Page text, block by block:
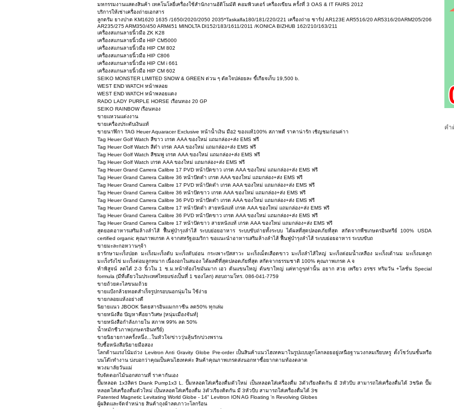
มหกรรมงานแสดงสินค้า เทคโนโลยี่เครื่องใช้สำนักงานอัติโนมัติ คอมพิวเตอร์ เครื่องเขียน ครั้งที่ 3 OAS & IT FAIRS 2012
บริการให้เช่าเครื่องถ่ายเอกสาร
ลูกดรัม ยางปาด KM1620 1635 /1650/2020/2050 2035*Taskalfa180/181/220/221 เครื่องถ่าย ชาร์ป AR123E AR5516/20 AR5316/20ARM205/206
AR235/275 ARM350/450 ARM451 MINOLTA DI152/183/1611/2011 /KONICA BIZHUB 162/210/163/211
เครื่องสแกนลายนิ้วมือ ZK K28
เครื่องสแกนลายนิ้วมือ HIP CM5000
เครื่องสแกนลายนิ้วมือ HIP CM 802
เครื่องสแกนลายนิ้วมือ HIP C806
เครื่องสแกนลายนิ้วมือ HIP CM i 661
เครื่องสแกนลายนิ้วมือ HIP CM 602
SEIKO MONSTER LIMITED SNOW & GREEN ด่วน ๆ ตัดใจปล่อยละ ขี้เกียจเก็บ 19,500 b.
WEST END WATCH หน้าพลอย
WEST END WATCH หน้าพลอยแดง
RADO LADY PURPLE HORSE เรือนทอง 20 GP
SEIKO RAINBOW เรือนทอง
ขายแหวนแต่งงาน
ขายเครื่องประดับเงินแท้
ขายนาฬิกา TAG Heuer Aquaracer Exclusive หน้าน้ำเงิน มือ2 ของแท้100% สภาพดี ราคาน่ารัก เชิญชมก่อนค่าา
Tag Heuer Golf Watch สีขาว เกรด AAA ของใหม่ แถมกล่อง+ส่ง EMS ฟรี
Tag Heuer Golf Watch สีดำ เกรด AAA ของใหม่ แถมกล่อง+ส่ง EMS ฟรี
Tag Heuer Golf Watch สีชมพู เกรด AAA ของใหม่ แถมกล่อง+ส่ง EMS ฟรี
Tag Heuer Golf Watch เกรด AAA ของใหม่ แถมกล่อง+ส่ง EMS ฟรี
Tag Heuer Grand Carrera Calibre 17 PVD หน้าปัดขาว เกรด AAA ของใหม่ แถมกล่อง+ส่ง EMS ฟรี
Tag Heuer Grand Carrera Calibre 36 หน้าปัดดำ เกรด AAA ของใหม่ แถมกล่อง+ส่ง EMS ฟรี
Tag Heuer Grand Carrera Calibre 17 PVD หน้าปัดดำ เกรด AAA ของใหม่ แถมกล่อง+ส่ง EMS ฟรี
Tag Heuer Grand Carrera Calibre 36 หน้าปัดขาว เกรด AAA ของใหม่ แถมกล่อง+ส่ง EMS ฟรี
Tag Heuer Grand Carrera Calibre 36 PVD หน้าปัดดำ เกรด AAA ของใหม่ แถมกล่อง+ส่ง EMS ฟรี
Tag Heuer Grand Carrera Calibre 17 หน้าปัดดำ สายหนังแท้ เกรด AAA ของใหม่ แถมกล่อง+ส่ง EMS ฟรี
Tag Heuer Grand Carrera Calibre 36 PVD หน้าปัดขาว เกรด AAA ของใหม่ แถมกล่อง+ส่ง EMS ฟรี
Tag Heuer Grand Carrera Calibre 17 หน้าปัดขาว สายหนังแท้ เกรด AAA ของใหม่ แถมกล่อง+ส่ง EMS ฟรี
สุดยอดอาหารเสริมล้างลำไส้ ฟื้นฟูบำรุงลำไส้ ระบบย่อยอาหาร ระบบขับถ่ายทั้งระบบ ได้ผลที่สุดปลอดภัยที่สุด สกัดจากพืชเกษตรอินทรีย์ 100% USDA
certified organic คุณภาพเกรด A จากสหรัฐอเมริกา ขอแนะนำอาหารเสริมล้างลำไส้ ฟื้นฟูบำรุงลำไส้ ระบบย่อยอาหาร ระบบขับถ
ขายมะละกอหวานๆจ้า
ยารักษามะเร็งปอด มะเร็งมะเร็งตับ มะเร็งตับอ่อน กระเพาะปัสสาวะ มะเร็งเม็ดเลือดขาว มะเร็งลำไส้ใหญ่ มะเร็งต่อมน้ำเหลือง มะเร็งเต้านม มะเร็งมดลูก
มะเร็งรังไข่ มะเร็งต่อมลูกหมาก เนื้องอกในสมอง ได้ผลดีที่สุดปลอดภัยที่สุด สกัดจากธรรมชาติ 100% คุณภาพเกรด A จ
ท้าพิสูจน์ ลดได้ 2-3 นิ้วใน 1 ช.ม.หน้าท้องไขมันมาก เอว ต้นแขนใหญ่ ต้นขาใหญ่ แค่ทาถูๆเท่านั้น อยาก สวย เพรียว อรชร ทริมวัน +โลชั่น Special
formula (มีที่เดียวในประเทศไทยแข่งเป็นที่ 1 ของโลก) สอบถามโทร. 086-041-7759
ขายถ้วยตะไลขนมถ้วย
ขายแป้งกล้วยทอดสำเร็จรูปกรอบนอกนุ่มใน ใช้ง่าย
ขายกลอยแห้งอย่างดี
นิยายแนว JBOOK นิตยสารอินแมกกาซีน ลด50% ทุกเล่ม
ขายหนังสือ ปัญหาคือยาวิเศษ [หนุ่มเมืองจันท์]
ขายหนังสือกำลังภายใน สภาพ 99% ลด 50%
น้ำหมักชีวภาพ(เกษตรอินทรีย์)
ขายนิยายกาลครั้งหนึ่ง...ในหัวใจ/ข่าววุ่นลุ้นรัก/บ่วงพราน
รับซื้อหนังสือนิยายมือสอง
โลกต้านแรงโน้มถ่วง Levitron Anti Gravity Globe Pre-order เป็นสินค้าแนวไฮเทคมาในรูปแบบลูกโลกลอยอยู่เหนือฐานวงกลมเรียบหรู ตั้งโชว์บนชั้นหรือ
บนโต๊ะทำงาน บ่งบอกว่าคุณเป็นคนไฮเทคค่ะ สินค้าคุณภาพเกรดส่งนอกหาซื้อยากตามท้องตลาด
พวงมาลัยวันแม่
รับจัดดอกไม้นอกสถานที่ ราคากันเอง
ปั๊มหลอด 1x3ลิตร Drank Pump1x3 L. ปั๊มหลอดใส่เครื่องดื่มตัวใหม่ เป็นหลอดใส่เครื่องดื่ม 3ตัวเรียงติดกัน มี 3หัวบีบ สามารถใส่เครื่องดื่มได้ 3ชนิด ปั๊ม
หลอดใส่เครื่องดื่มตัวใหม่ เป็นหลอดใส่เครื่องดื่ม 3ตัวเรียงติดกัน มี 3หัวบีบ สามารถใส่เครื่องดื่มได้ 3ช
Patented Magnetic Levitating World Globe - 14" Levitron ION AG Floating 'n Revolving Globes
ผู้ผลิตและจัดจำหน่าย สินค้าถุงผ้าลดภาวะโลกร้อน
คำ